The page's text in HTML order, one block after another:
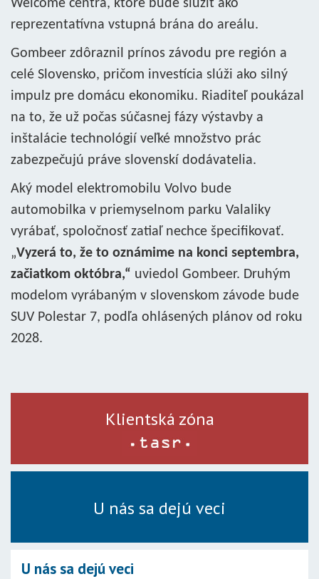
Welcome centra, ktoré bude slúžiť ako
reprezentatívna vstupná brána do areálu.
Gombeer zdôraznil prínos závodu pre región a
celé Slovensko, pričom investícia slúži ako silný
impulz pre domácu ekonomiku. Riaditeľ poukázal
na to, že už počas súčasnej fázy výstavby a
inštalácie technológií veľké množstvo prác
zabezpečujú práve slovenskí dodávatelia.
Aký model elektromobilu Volvo bude
automobilka v priemyselnom parku Valaliky
vyrábať, spoločnosť zatiaľ nechce špecifikovať.
„Vyzerá to, že to oznámime na konci septembra,
začiatkom októbra,“ uviedol Gombeer. Druhým
modelom vyrábaným v slovenskom závode bude
SUV Polestar 7, podľa ohlásených plánov od roku
2028.
Klientská zóna
U nás sa dejú veci
U nás sa dejú veci